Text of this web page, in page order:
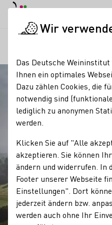
Wir
Das Deutsche
Ihnen ein optimales
Dazu zählen Cookies, die
notwendig sind
lediglich zu anonymen
werden.
Klicken Sie auf "Alle
akzeptieren. Sie können
ändern und widerrufen. In
Footer unserer Webseite
Einstellungen". Dort
jederzeit ändern bzw.
werden auch ohne Ihr